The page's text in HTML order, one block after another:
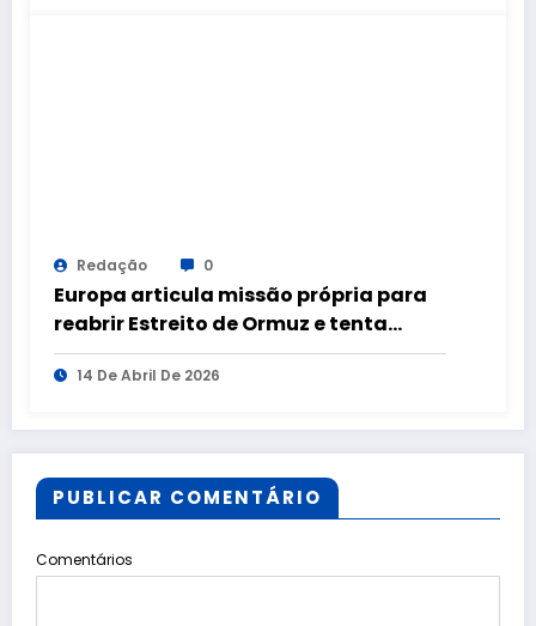
Redação 0
Europa articula missão própria para
reabrir Estreito de Ormuz e tenta
reduzir dependência dos EUA, diz
jornal
14 De Abril De 2026
PUBLICAR COMENTÁRIO
Comentários